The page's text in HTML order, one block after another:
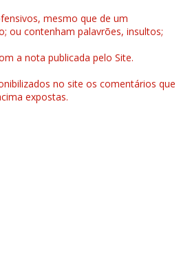
mesmo que de um
ou contenham palavrões, insultos;
a nota publicada pelo Site.
no site os comentários que
expostas.